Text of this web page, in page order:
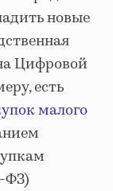
новые
Цифровой
есть
малого
ФЗ)